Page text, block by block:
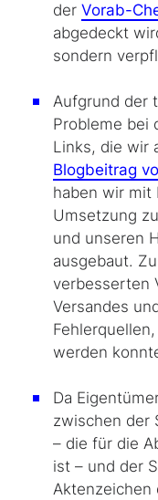
der Vorab-
abgedeckt
sondern
Aufgrund der
Probleme bei
Links, die wir
Blogbeitrag
haben wir mit
Umsetzung
und unseren
ausgebaut.
verbesserten
Versandes
werden
Da
zwischen der
– die für die
ist – und der
Aktenzeichen